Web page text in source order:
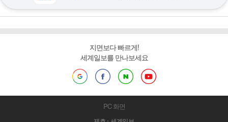
지면보다 빠르게!
세계일보를 만나보세요
PC 화면